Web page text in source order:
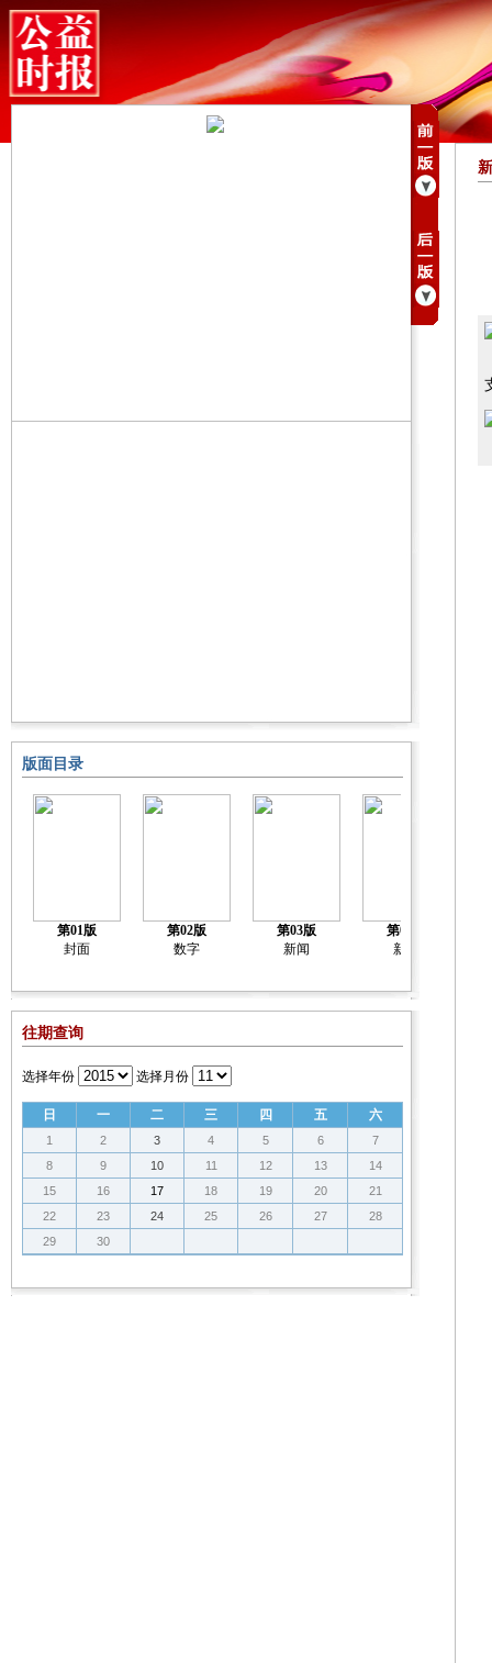
版面目录
第01版
封面
第02版
数字
第03版
新闻
第04版
新闻
往期查询
选择年份 选择月份
日 一 二 三 四 五 六
1 2 3 4 5 6
7
8
9 10 11 12 13
14
15
16 17 18 19 20
21
22
23 24 25 26 27
28
29
30